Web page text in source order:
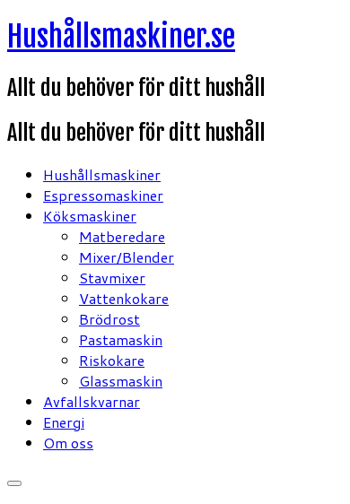
Hoppa
till
Hushållsmaskiner.se
Allt du behöver för ditt hushåll
Allt du behöver för ditt hushåll
Hushållsmaskiner
Espressomaskiner
Köksmaskiner
Matberedare
Mixer/Blender
Stavmixer
Vattenkokare
Brödrost
Pastamaskin
Riskokare
Glassmaskin
Avfallskvarnar
Energi
Om oss